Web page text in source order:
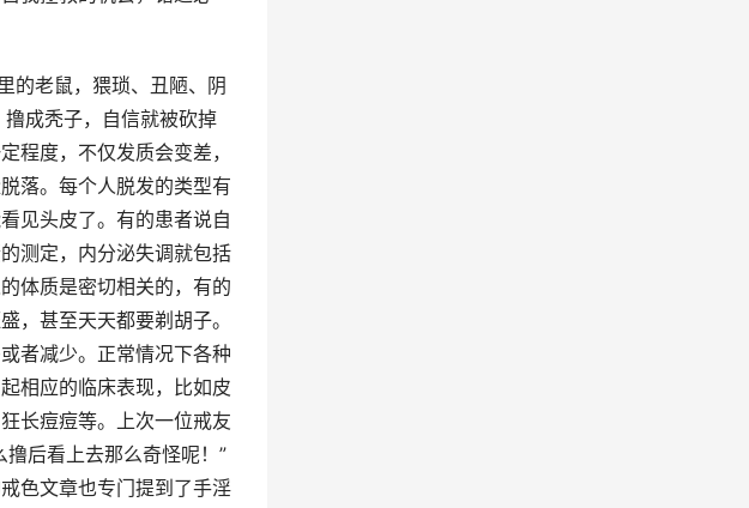
的老鼠，猥琐、丑陋、阴
成秃子，自信就被砍掉
程度，不仅发质会变差，
落。每个人脱发的类型有
见头皮了。有的患者说自
测定，内分泌失调就包括
体质是密切相关的，有的
，甚至天天都要剃胡子。
者减少。正常情况下各种
相应的临床表现，比如皮
长痘痘等。上次一位戒友
后看上去那么奇怪呢！”
色文章也专门提到了手淫